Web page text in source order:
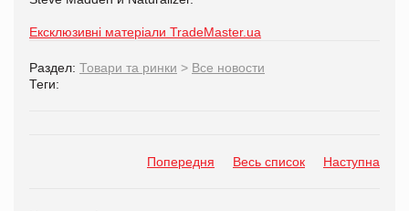
Ексклюзивні матеріали TradeMaster.ua
Раздел: Товари та ринки > Все новости
Теги:
Попередня Весь список Наступна